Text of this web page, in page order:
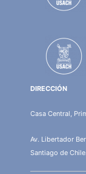
DIRECCIÓN
Casa Central,
Av. Libertador
Santiago de Chile.